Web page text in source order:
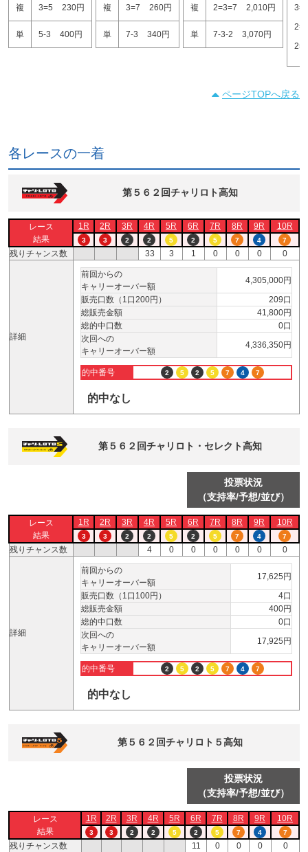
複 3=5 230円
単 5-3 400円
複 3=7 260円
単 7-3 340円
複 2=3=7 2,010円
単 7-3-2 3,070円
ページTOPへ戻る
各レースの一着
第５６２回チャリロト高知
レース
結果
1R 2R 3R 4R 5R 6R 7R 8R 9R 10R
3 3 2 2 5 2 5 7 4 7
残りチャンス数 33 3 1 0 0 0 0
詳細
前回からの
キャリーオーバー額
4,305,000円
販売口数（1口200円）
209口
総販売金額
41,800円
総的中口数
0口
次回への
キャリーオーバー額
4,336,350円
的中番号 2 5 2 5 7 4 7
的中なし
第５６２回チャリロト・セレクト高知
投票状況
（支持率/予想/並び）
レース
結果
1R 2R 3R 4R 5R 6R 7R 8R 9R 10R
3 3 2 2 5 2 5 7 4 7
残りチャンス数 4 0 0 0 0 0 0
詳細
前回からの
キャリーオーバー額
17,625円
販売口数（1口100円）
4口
総販売金額
400円
総的中口数
0口
次回への
キャリーオーバー額
17,925円
的中番号 2 5 2 5 7 4 7
的中なし
第５６２回チャリロト５高知
投票状況
（支持率/予想/並び）
レース
結果
1R 2R 3R 4R 5R 6R 7R 8R 9R 10R
3 3 2 2 5 2 5 7 4 7
残りチャンス数 11 0 0 0 0